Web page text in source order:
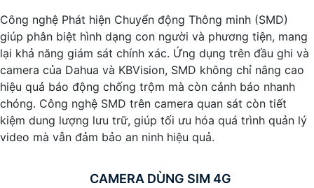
Công nghệ Phát hiện Chuyển động Thông minh (SMD)
giúp phân biệt hình dạng con người và phương tiện, mang
lại khả năng giám sát chính xác. Ứng dụng trên đầu ghi và
camera của Dahua và KBVision, SMD không chỉ nâng cao
hiệu quả báo động chống trộm mà còn cảnh báo nhanh
chóng. Công nghệ SMD trên camera quan sát còn tiết
kiệm dung lượng lưu trữ, giúp tối ưu hóa quá trình quản lý
video mà vẫn đảm bảo an ninh hiệu quả.
CAMERA DÙNG SIM 4G